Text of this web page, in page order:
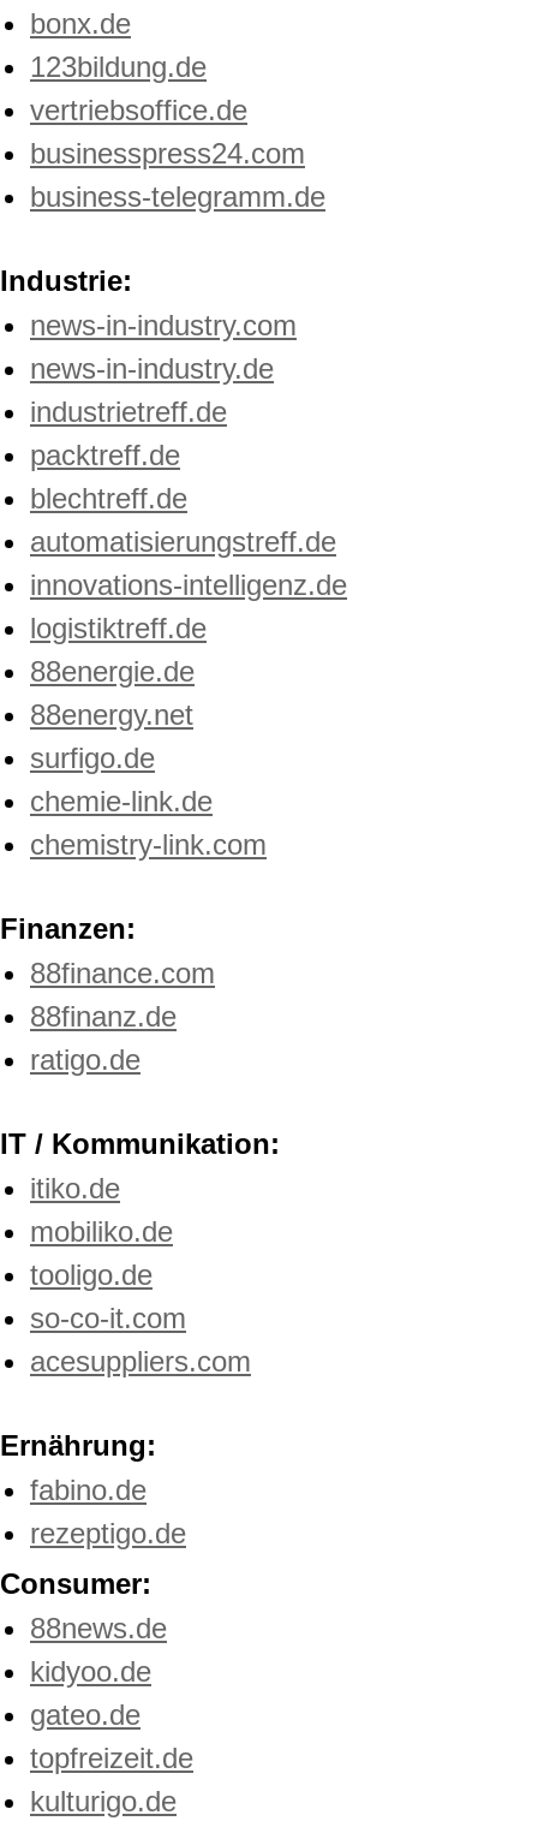
bonx.de
123bildung.de
vertriebsoffice.de
businesspress24.com
business-telegramm.de
Industrie:
news-in-industry.com
news-in-industry.de
industrietreff.de
packtreff.de
blechtreff.de
automatisierungstreff.de
innovations-intelligenz.de
logistiktreff.de
88energie.de
88energy.net
surfigo.de
chemie-link.de
chemistry-link.com
Finanzen:
88finance.com
88finanz.de
ratigo.de
IT / Kommunikation:
itiko.de
mobiliko.de
tooligo.de
so-co-it.com
acesuppliers.com
Ernährung:
fabino.de
rezeptigo.de
Consumer:
88news.de
kidyoo.de
gateo.de
topfreizeit.de
kulturigo.de